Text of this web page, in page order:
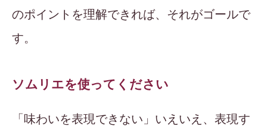
のポイントを理解できれば、それがゴールで
す。
ソムリエを使ってください
「味わいを表現できない」いえいえ、表現す